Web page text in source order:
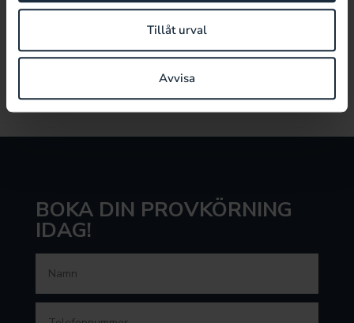
Tillåt urval
Avvisa
Skall du sälja din bil men inte riktigt har tid eller ork
att städa, fotografera och annonsera bilen. Eller har
spekulanter som skall provköra och kanske tacka
nej. Kontakta oss så tar vi hand om din bilaffär!
BOKA DIN PROVKÖRNING
IDAG!